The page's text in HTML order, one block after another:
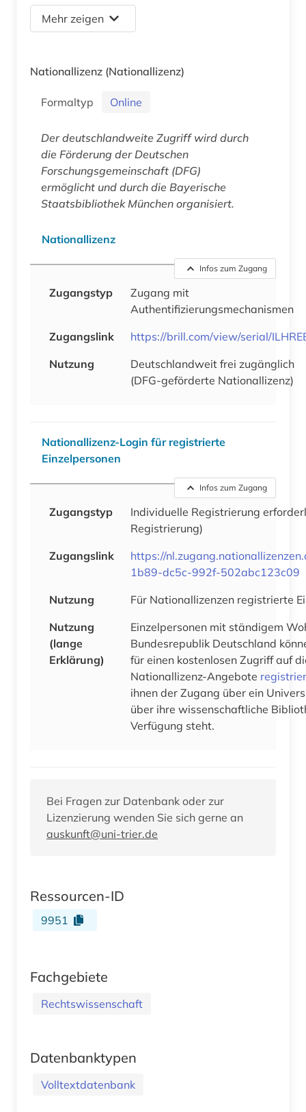
Mehr zeigen
Nationallizenz (Nationallizenz)
Formaltyp Online
Der deutschlandweite Zugriff wird durch
die Förderung der Deutschen
Forschungsgemeinschaft (DFG)
ermöglicht und durch die Bayerische
Staatsbibliothek München organisiert.
Nationallizenz
Infos zum Zugang
Zugangstyp
Zugang mit
Authentifizierungsmechanismen
Zugangslink
https://brill.com/view/serial/
Nutzung
Deutschlandweit frei zugänglich
(DFG-geförderte Nationallizenz)
Nationallizenz-Login für registrierte
Einzelpersonen
Infos zum Zugang
Zugangstyp
Individuelle Registrierung
Registrierung)
Zugangslink
https://
1b89-dc5c-992f-502abc123c09
Nutzung
Für Nationallizenzen registrierte
Nutzung
(lange
Erklärung)
Einzelpersonen mit ständigem
Bundesrepublik Deutschland
für einen kostenlosen Zugriff auf
Nationallizenz-Angebote
ihnen der Zugang über ein
über ihre wissenschaftliche
Verfügung steht.
Bei Fragen zur Datenbank oder zur
Lizenzierung wenden Sie sich gerne an
auskunft@uni-trier.de
Ressourcen-ID
9951
Fachgebiete
Rechtswissenschaft
Datenbanktypen
Volltextdatenbank